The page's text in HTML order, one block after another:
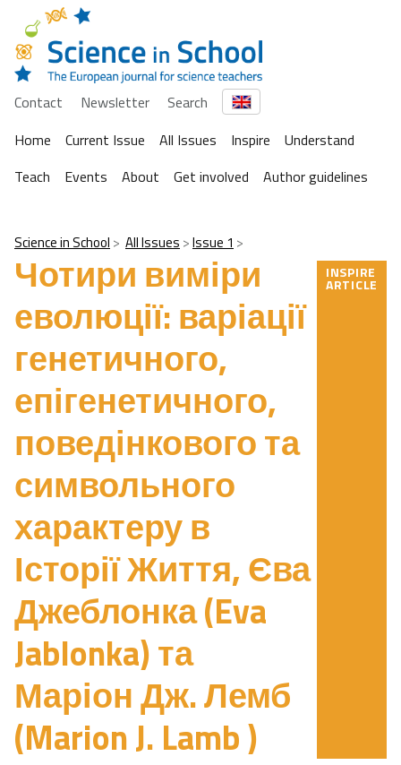
Contact Newsletter
Search
Home
Current Issue All Issues Inspire
Understand
Teach
Events About Get involved Author guidelines
Science in School All Issues Issue 1
Чотири виміри
еволюції: варіації
генетичного,
епігенетичного,
поведінкового та
символьного
характеру в
Історії Життя, Єва
Джеблонка (Eva
Jablonka) та
Маріон Дж. Лемб
(Marion J. Lamb )
INSPIRE
ARTICLE